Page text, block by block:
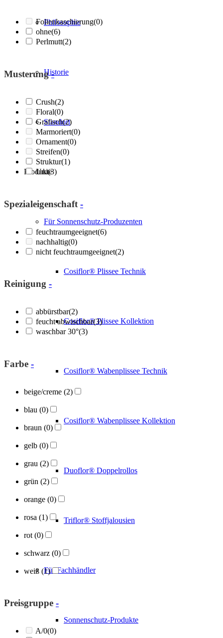
Philosophie
Historie
Standort
Produkte
Für Sonnenschutz-Produzenten
Cosiflor® Plissee Technik
Cosiflor® Plissee Kollektion
Cosiflor® Wabenplissee Technik
Cosiflor® Wabenplissee Kollektion
Duoflor® Doppelrollos
Triflor® Stoffjalousien
Für Fachhändler
Sonnenschutz-Produkte
Folienkaschierung(0)
ohne(6)
Perlmutt(2)
Musterung-
Crush(2)
Floral(0)
Grafisch(2)
Marmoriert(0)
Ornament(0)
Streifen(0)
Struktur(1)
Uni(3)
Spezialeigenschaft -
feuchtraumgeeignet(6)
nachhaltig(0)
nicht feuchtraumgeeignet(2)
Reinigung -
abbürstbar(2)
feucht abwischbar(3)
waschbar 30°(3)
Farbe -
beige/creme (2)
blau (0)
braun (0)
gelb (0)
grau (2)
grün (2)
orange (0)
rosa (1)
rot (0)
schwarz (0)
weiß (1)
Preisgruppe -
A/0(0)